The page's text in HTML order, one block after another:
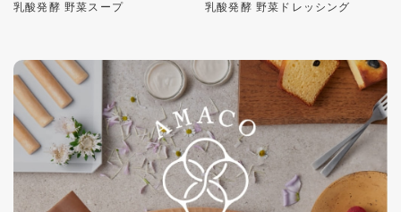
乳酸発酵 野菜スープ 乳酸発酵 野菜ドレッシング